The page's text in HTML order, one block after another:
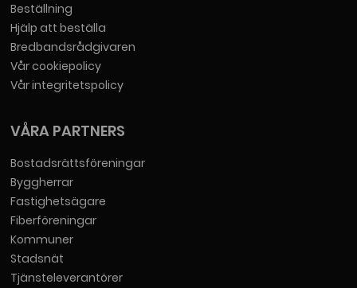
Beställning
Hjälp att beställa
Bredbandsrådgivaren
Vår cookiepolicy
Vår integritetspolicy
VÅRA PARTNERS
Bostadsrättsföreningar
Byggherrar
Fastighetsägare
Fiberföreningar
Kommuner
Stadsnät
Tjänsteleverantörer